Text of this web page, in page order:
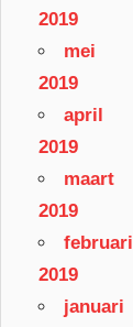
2019
mei
2019
april
2019
maart
2019
februari
2019
januari